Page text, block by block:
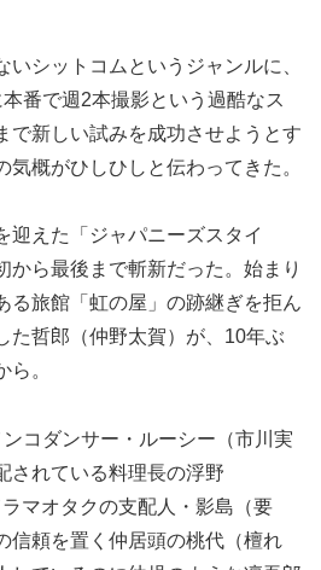
いシットコムというジャンルに、
番で週2本撮影という過酷なス
で新しい試みを成功させようとす
気概がひしひしと伝わってきた。
迎えた「ジャパニーズスタイ
から最後まで斬新だった。始まり
る旅館「虹の屋」の跡継ぎを拒ん
た哲郎（仲野太賀）が、10年ぶ
ら。
コダンサー・ルーシー（市川実
されている料理長の浮野
マオタクの支配人・影島（要
信頼を置く仲居頭の桃代（檀れ